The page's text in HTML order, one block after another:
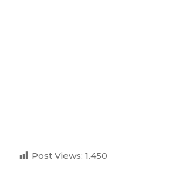
Post Views: 1.450